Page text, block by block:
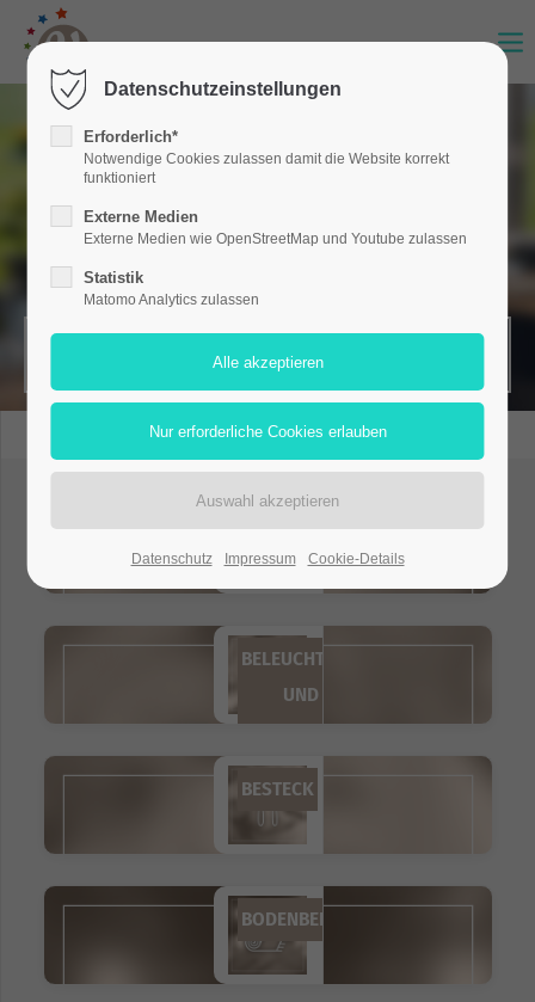
MERKZETTEL (0)
BARHOCKER
BELEUCHTUNG
UND
STEUERUNG
BESTECK
BODENBELÄGE
Datenschutzeinstellungen
Erforderlich*
Notwendige Cookies zulassen damit die Website korrekt
funktioniert
Externe Medien
Externe Medien wie OpenStreetMap und Youtube zulassen
Statistik
Matomo Analytics zulassen
Datenschutz Impressum Cookie-Details